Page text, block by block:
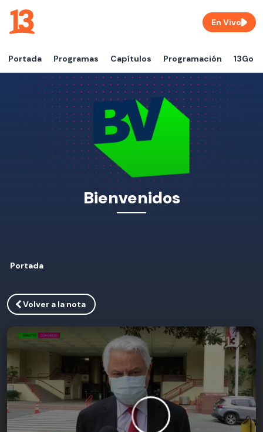
Portada Programas Capítulos Programación 13Go
En Vivo
Bienvenidos
Portada
Volver a la nota